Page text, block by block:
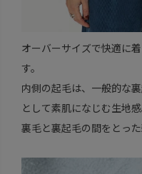
オーバーサイズで快適に
す。
内側の起毛は、一般的な
として素肌になじむ生地感
裏毛と裏起毛の間をとった